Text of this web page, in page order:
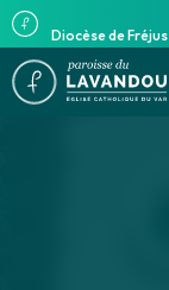
Diocèse de